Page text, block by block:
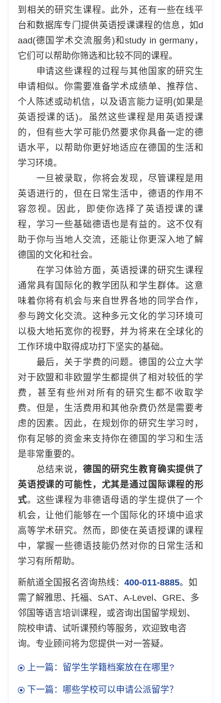
到相关的研究生课程。此外，还有一些在线平
台和数据库专门提供英语授课课程的信息，如d
aad(德国学术交流服务)和study in germany，
它们可以帮助你筛选和比较不同的课程。
申请这些课程的过程与其他国家的研究生
申请相似。你需要准备学术成绩单、推荐信、
个人陈述或动机信，以及语言能力证明(如果是
英语授课的话)。虽然这些课程是用英语授课
的，但有些大学可能仍然要求你具备一定的德
语水平，以帮助你更好地适应在德国的生活和
学习环境。
一旦被录取，你将会发现，尽管课程是用
英语进行的，但在日常生活中，德语的作用不
容忽视。因此，即使你选择了英语授课的课
程，学习一些基础德语也是有益的。这不仅有
助于你与当地人交流，还能让你更深入地了解
德国的文化和社会。
在学习体验方面，英语授课的研究生课程
通常具有国际化的教学团队和学生群体。这意
味着你将有机会与来自世界各地的同学合作，
参与跨文化交流。这种多元文化的学习环境可
以极大地拓宽你的视野，并为将来在全球化的
工作环境中取得成功打下坚实的基础。
最后，关于学费的问题。德国的公立大学
对于欧盟和非欧盟学生都提供了相对较低的学
费，甚至有些州对所有的研究生都不收取学
费。但是，生活费用和其他杂费仍然是需要考
虑的因素。因此，在规划你的研究生学习时，
你有足够的资金来支持你在德国的学习和生活
是非常重要的。
总结来说， 德国的研究生教育确实提供了
英语授课的可能性，尤其是通过国际课程的形
式。这些课程为非德语母语的学生提供了一个
机会，让他们能够在一个国际化的环境中追求
高等学术研究。然而，即使在英语授课的课程
中，掌握一些德语技能仍然对你的日常生活和
学习有所帮助。
新航道全国报名咨询热线： 400-011-8885。如
需了解雅思、托福、SAT、A-Level、GRE、多
邻国等语言培训课程，或咨询出国留学规划、
院校申请、试听课预约等服务，欢迎致电咨
询。专业顾问将为您提供一对一答疑。
上一篇：留学生学籍档案放在在哪里?
下一篇：哪些学校可以申请公派留学？